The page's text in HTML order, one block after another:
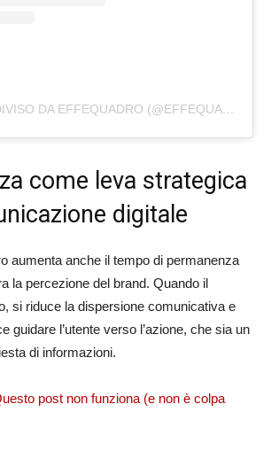
UN POST CONDIVISO DA EFFEQUADRO (@EFFEQUADRO_BLOG)
come leva strategica
digitale
aumenta anche il tempo di permanenza
la percezione del brand. Quando il
si riduce la dispersione comunicativa e
guidare l’utente verso l’azione, che sia un
di informazioni.
post non funziona (e non è colpa